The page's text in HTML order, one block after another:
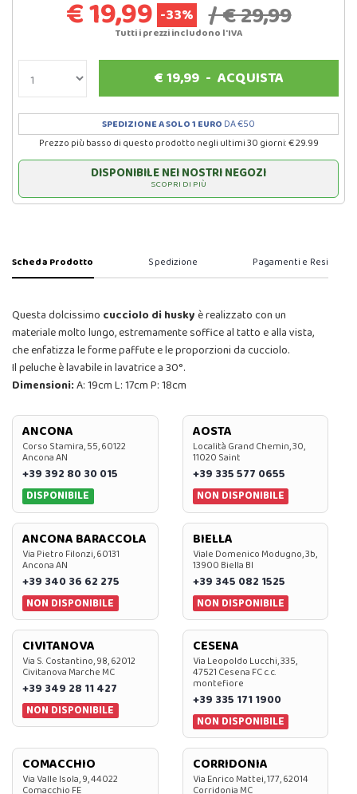
€ 19,99 -33% / € 29,99
Tutti i prezzi includono l'IVA
€19,99- ACQUISTA
SPEDIZIONE A SOLO 1 EURO DA €50
Prezzo più basso di questo prodotto negli ultimi 30 giorni: € 29.99
DISPONIBILE NEI NOSTRI NEGOZI
SCOPRI DI PIÙ
Scheda Prodotto Spedizione Pagamenti e Resi
Questa dolcissimo cucciolo dihuskyè realizzato con un
materiale molto lungo, estremamente soffice al tatto e alla vista,
che enfatizza le forme paffute e le proporzioni da cucciolo.
Il peluche è lavabile in lavatrice a 30°.
Dimensioni:A: 19cm L: 17cm P: 18cm
ANCONA
Corso Stamira, 55, 60122
Ancona AN
+39 392 80 30 015
DISPONIBILE
AOSTA
Località Grand Chemin, 30,
11020 Saint
+39 335 577 0655
NON DISPONIBILE
ANCONA BARACCOLA
Via Pietro Filonzi, 60131
Ancona AN
+39 340 36 62 275
NON DISPONIBILE
BIELLA
Viale Domenico Modugno, 3b,
13900 Biella BI
+39 345 082 1525
NON DISPONIBILE
CIVITANOVA
Via S. Costantino, 98, 62012
Civitanova Marche MC
+39 349 28 11 427
NON DISPONIBILE
CESENA
Via Leopoldo Lucchi, 335,
47521 Cesena FC c.c.
montefiore
+39 335 171 1900
NON DISPONIBILE
COMACCHIO
Via Valle Isola, 9, 44022
Comacchio FE
CORRIDONIA
Via Enrico Mattei, 177, 62014
Corridonia MC